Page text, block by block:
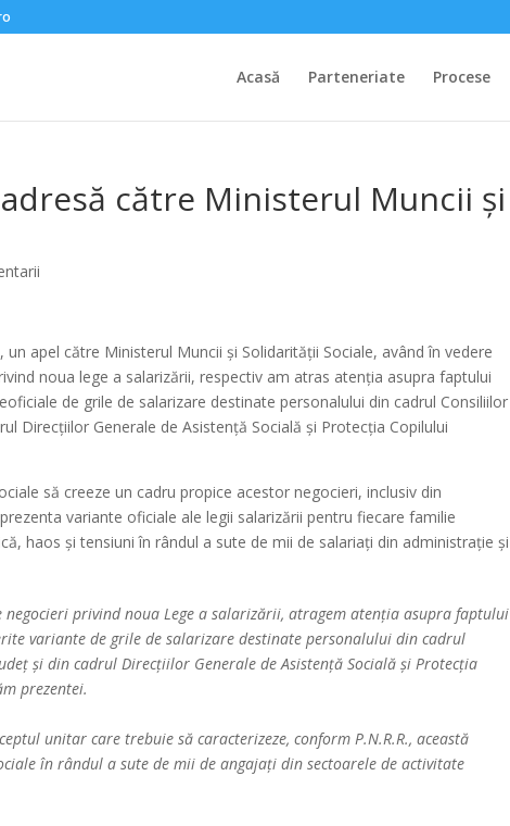
Acasă Parteneriate Procese
adresă către Ministerul Muncii și
apel către Ministerul Muncii și Solidarității Sociale, având în vedere
noua lege a salarizării, respectiv am atras atenția asupra faptului
de grile de salarizare destinate personalului din cadrul Consiliilor
Direcțiilor Generale de Asistență Socială și Protecția Copilului
să creeze un cadru propice acestor negocieri, inclusiv din
variante oficiale ale legii salarizării pentru fiecare familie
haos și tensiuni în rândul a sute de mii de salariați din administrație și
negocieri privind noua Lege a salarizării, atragem atenția asupra faptului
variante de grile de salarizare destinate personalului din cadrul
și din cadrul Direcțiilor Generale de Asistență Socială și Protecția
prezentei.
unitar care trebuie să caracterizeze, conform P.N.R.R., această
în rândul a sute de mii de angajați din sectoarele de activitate